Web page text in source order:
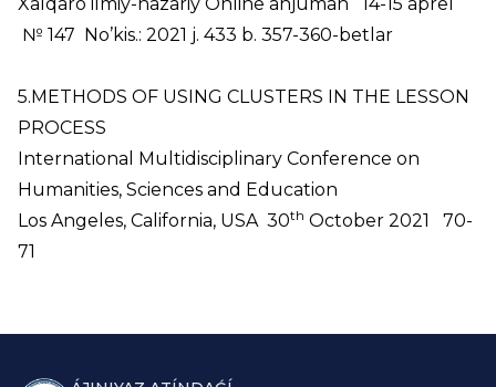
№ 147 No’kis.: 2021 j. 433 b. 357-360-betlar
5.METHODS OF USING CLUSTERS IN THE LESSON
PROCESS
International Multidisciplinary Conference on
Humanities, Sciences and Education
Los Angeles, California, USA 30th October 2021 70-
71